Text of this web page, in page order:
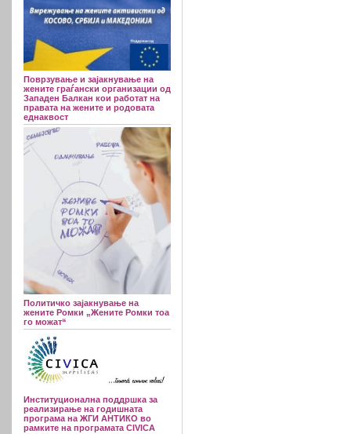
Поврзување и зајакнување на
жените граѓански организации од
Западен Балкан кои работат на
правата на жените и родовата
еднаквост
Политичко зајакнување на
жените Ромки „Жените Ромки тоа
го можат“
Институционална поддршка за
реализирање на годишната
програма на ЖГИ АНТИКО во
рамките на програмата CIVICA